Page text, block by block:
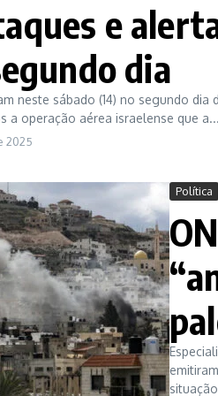
e
dia
neste sábado (14) no segundo
a operação aérea israelense que a...
2025
Política